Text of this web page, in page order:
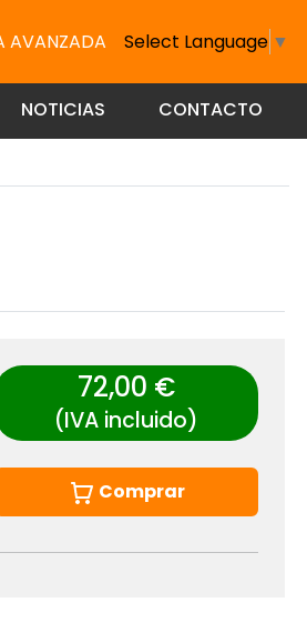
AVANZADA Select Language ▼
NOTICIAS CONTACTO
72,00 €
(IVA incluido)
Comprar